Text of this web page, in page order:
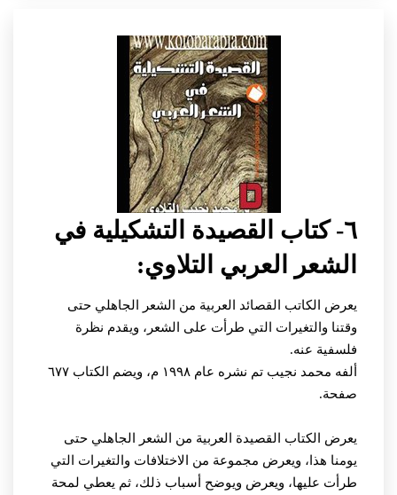
٦- كتاب القصيدة التشكيلية في
الشعر العربي التلاوي:
يعرض الكاتب القصائد العربية من الشعر الجاهلي حتى
وقتنا والتغيرات التي طرأت على الشعر، ويقدم نظرة
فلسفية عنه.
ألفه محمد نجيب تم نشره عام ١٩٩٨ م، ويضم الكتاب ٦٧٧
صفحة.
يعرض الكتاب القصيدة العربية من الشعر الجاهلي حتى
يومنا هذا، ويعرض مجموعة من الاختلافات والتغيرات التي
طرأت عليها، ويعرض ويوضح أسباب ذلك، ثم يعطي لمحة